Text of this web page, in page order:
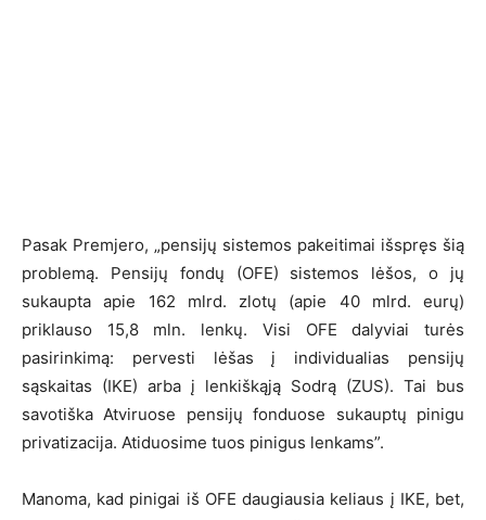
Pasak Premjero, „pensijų sistemos pakeitimai išspręs šią
problemą. Pensijų fondų (OFE) sistemos lėšos, o jų
sukaupta apie 162 mlrd. zlotų (apie 40 mlrd. eurų)
priklauso 15,8 mln. lenkų. Visi OFE dalyviai turės
pasirinkimą: pervesti lėšas į individualias pensijų
sąskaitas (IKE) arba į lenkiškąją Sodrą (ZUS). Tai bus
savotiška Atviruose pensijų fonduose sukauptų pinigu
privatizacija. Atiduosime tuos pinigus lenkams”.
Manoma, kad pinigai iš OFE daugiausia keliaus į IKE, bet,